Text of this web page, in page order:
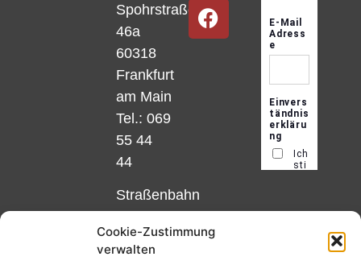
Cookie-Zustimmung
verwalten
Spohrstraße
46a
60318
Frankfurt
am Main
Tel.: 069
55 44
44
Straßenbahn
und 12,